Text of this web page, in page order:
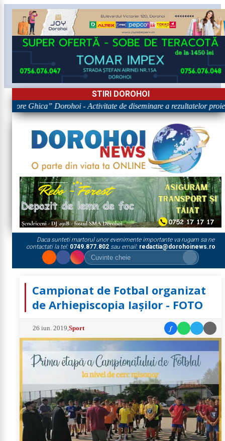
STIRI DOROHOI
Ghica” Dorohoi - Activitate de diseminare a rezultatelor
Daca sunteti martorul unor evenimente importante va rugam sa ne
contactati la tel: 0749.877.802sau email: redactia@dorohoinews.ro
Campionat de Fotbal organizat
de Arhiepiscopia Iașilor - FOTO
26 iun. 2019 ,Sport f